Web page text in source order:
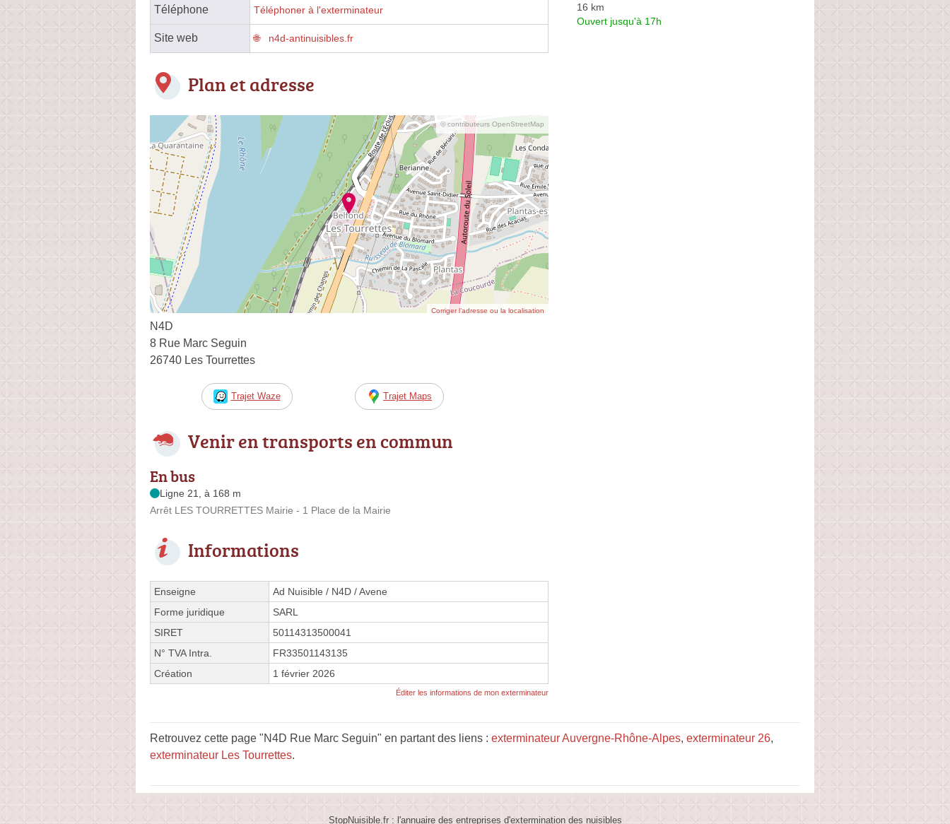
Téléphone Téléphoner à l'exterminateur
Site web n4d-antinuisibles.fr
Plan et adresse
© contributeurs OpenStreetMap
Corriger l’adresse ou la localisation
N4D
8 Rue Marc Seguin
26740 Les Tourrettes
Trajet Waze Trajet Maps
Venir en transports en commun
En bus
Ligne 21, à 168 m
Arrêt LES TOURRETTES Mairie - 1 Place de la Mairie
Informations
Enseigne
Ad Nuisible / N4D / Avene
Forme juridique
SARL
SIRET
50114313500041
N° TVA Intra.
FR33501143135
Création
1 février 2026
Éditer les informations de mon exterminateur
16 km
Ouvert jusqu'à 17h
Retrouvez cette page "N4D Rue Marc Seguin" en partant des liens : exterminateur Auvergne-Rhône-Alpes, exterminateur 26,
exterminateur Les Tourrettes.
StopNuisible.fr : l'annuaire des entreprises d'extermination des nuisibles